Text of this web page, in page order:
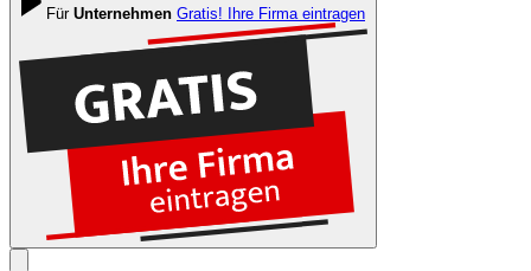
Für Unternehmen Gratis! Ihre Firma eintragen